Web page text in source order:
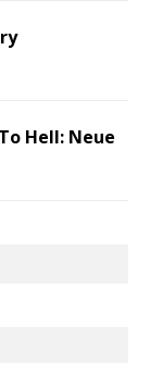
Hell: Neue